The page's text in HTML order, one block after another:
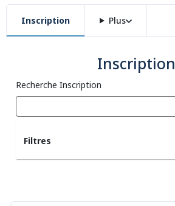
Inscription Plus
Inscription
Recherche Inscription
Filtres